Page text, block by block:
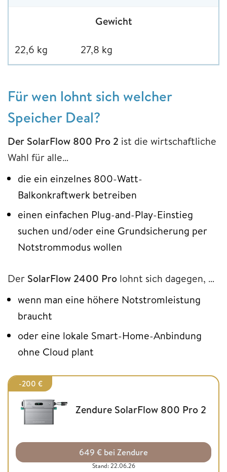
Gewicht
22,6 kg 27,8 kg
Für wen lohnt sich welcher
Speicher Deal?
Der SolarFlow 800 Pro 2 ist die wirtschaftliche
Wahl für alle…
die ein einzelnes 800-Watt-
Balkonkraftwerk betreiben
einen einfachen Plug-and-Play-Einstieg
suchen und/oder eine Grundsicherung per
Notstrommodus wollen
Der SolarFlow 2400 Pro lohnt sich dagegen, …
wenn man eine höhere Notstromleistung
braucht
oder eine lokale Smart-Home-Anbindung
ohne Cloud plant
-200 €
Zendure SolarFlow 800 Pro 2
649 € bei Zendure
Stand: 22.06.26